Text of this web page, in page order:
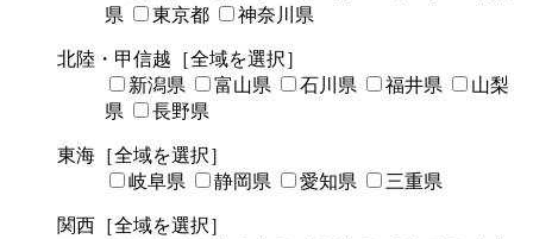
県
東京都 神奈川県
北陸・甲信越 ［全域を選択］
新潟県
富山県 石川県 福井県
山梨
県
長野県
東海 ［全域を選択］
岐阜県
静岡県 愛知県 三重県
関西 ［全域を選択］